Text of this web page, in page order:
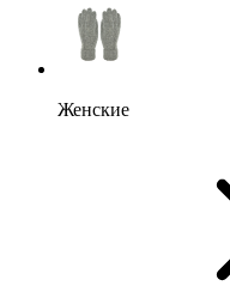
Женские